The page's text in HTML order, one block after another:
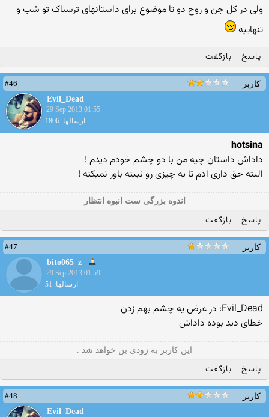
ولی در کل جن و روح دو تا موضوع برای داستانهای ترسناک تو شب و
تنهاییه
پاسخ بازگفت
کاربر
#46
Evil_Dead
29 Sep 2013 01:55
ارسالها: 1806
hotsina
داداش داستان چیه من با دو چشم خودم دیدم !
البته حق داری ادم تا یه چیزی رو نبینه باور نمیکنه !
اندوه بزرگی ست انبوه انتظار
پاسخ بازگفت
کاربر
#47
bito065_z
29 Sep 2013 01:59
ارسالها: 51
Evil_Dead: در عرض یه چشم بهم زدن
خطای دید بوده داداش
این کاربر به زودی بن خواهد شد .
پاسخ بازگفت
کاربر
#48
Evil_Dead